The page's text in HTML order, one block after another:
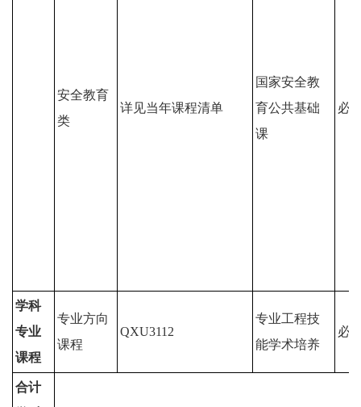
安全教育
类
详见当年课程清单
国家安全教
育公共基础
课
必
学科
专业
课程
专业方向
课程
QXU3112
专业工程技
能学术培养
必
合计